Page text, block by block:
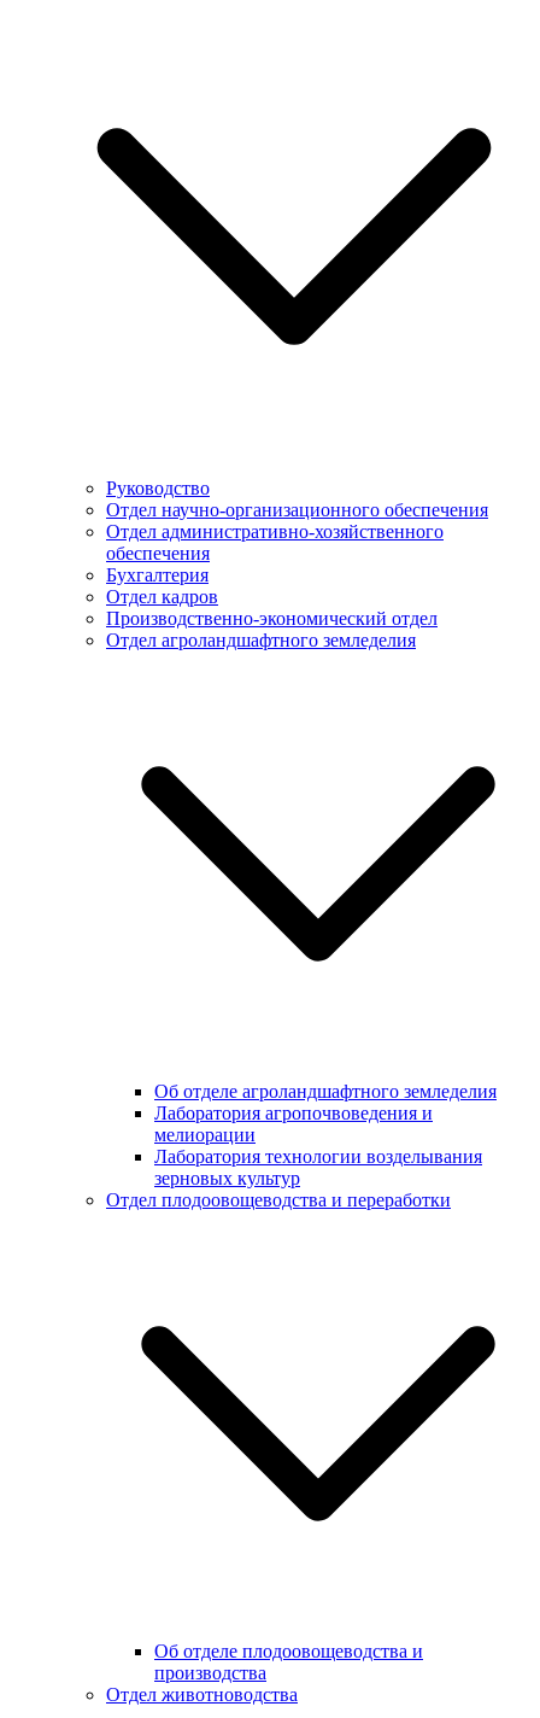
Руководство
Отдел научно-организационного обеспечения
Отдел административно-хозяйственного
обеспечения
Бухгалтерия
Отдел кадров
Производственно-экономический отдел
Отдел агроландшафтного земледелия
Об отделе агроландшафтного земледелия
Лаборатория агропочвоведения и
мелиорации
Лаборатория технологии возделывания
зерновых культур
Отдел плодоовощеводства и переработки
Об отделе плодоовощеводства и
производства
Отдел животноводства